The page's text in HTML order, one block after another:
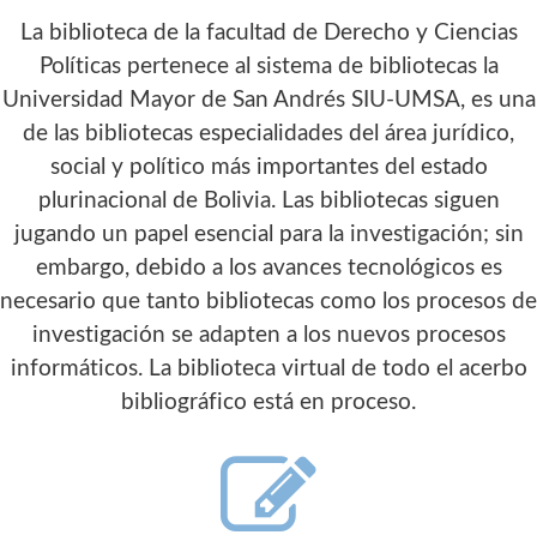
La biblioteca de la facultad de Derecho y Ciencias
Políticas pertenece al sistema de bibliotecas la
Universidad Mayor de San Andrés SIU-UMSA, es una
de las bibliotecas especialidades del área jurídico,
social y político más importantes del estado
plurinacional de Bolivia. Las bibliotecas siguen
jugando un papel esencial para la investigación; sin
embargo, debido a los avances tecnológicos es
necesario que tanto bibliotecas como los procesos de
investigación se adapten a los nuevos procesos
informáticos. La biblioteca virtual de todo el acerbo
bibliográfico está en proceso.